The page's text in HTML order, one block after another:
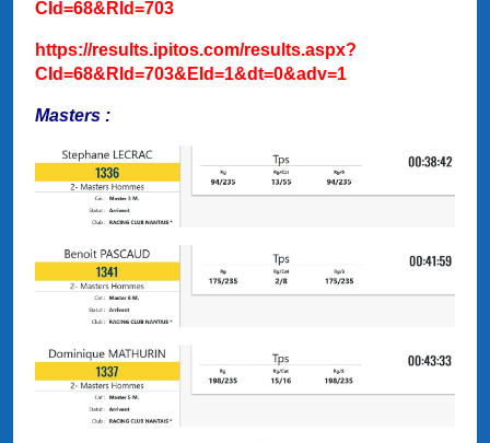
CId=68&RId=703
https://results.ipitos.com/results.aspx?
CId=68&RId=703&EId=1&dt=0&adv=1
Masters :